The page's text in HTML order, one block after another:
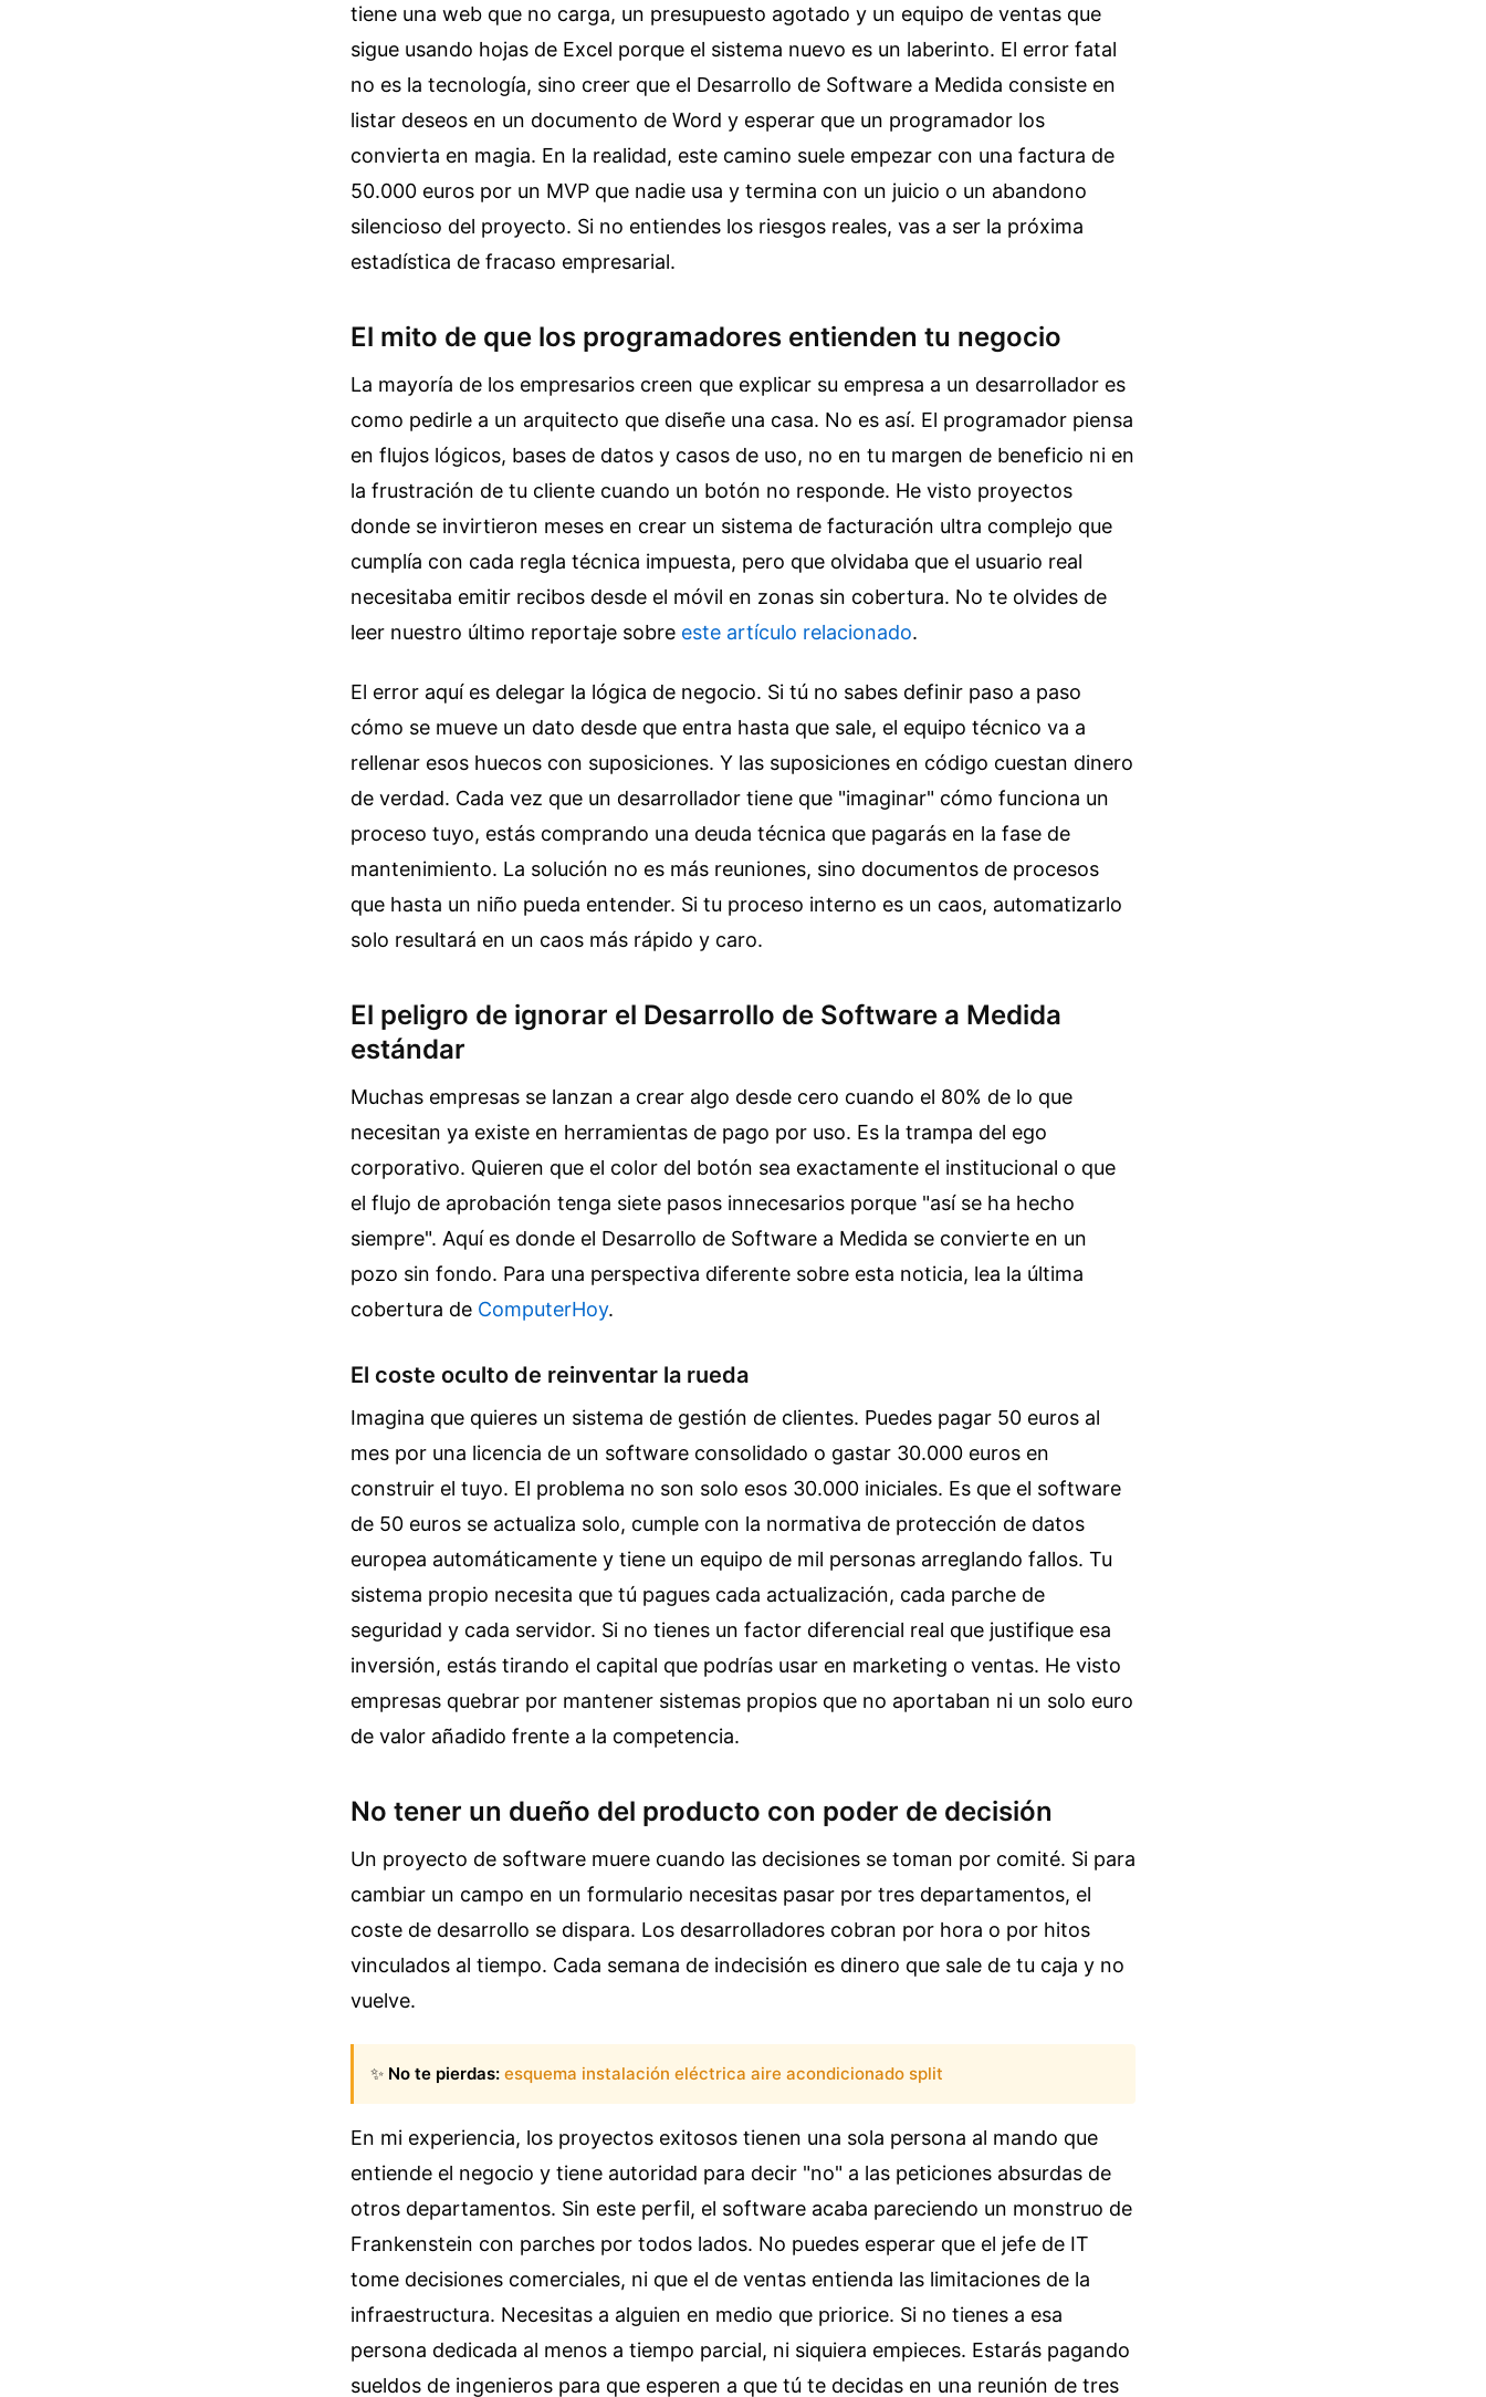
tiene una web que no carga, un presupuesto agotado y un equipo de ventas que
sigue usando hojas de Excel porque el sistema nuevo es un laberinto. El error fatal
no es la tecnología, sino creer que el Desarrollo de Software a Medida consiste en
listar deseos en un documento de Word y esperar que un programador los
convierta en magia. En la realidad, este camino suele empezar con una factura de
50.000 euros por un MVP que nadie usa y termina con un juicio o un abandono
silencioso del proyecto. Si no entiendes los riesgos reales, vas a ser la próxima
estadística de fracaso empresarial.
El mito de que los programadores entienden tu negocio
La mayoría de los empresarios creen que explicar su empresa a un desarrollador es
como pedirle a un arquitecto que diseñe una casa. No es así. El programador piensa
en flujos lógicos, bases de datos y casos de uso, no en tu margen de beneficio ni en
la frustración de tu cliente cuando un botón no responde. He visto proyectos
donde se invirtieron meses en crear un sistema de facturación ultra complejo que
cumplía con cada regla técnica impuesta, pero que olvidaba que el usuario real
necesitaba emitir recibos desde el móvil en zonas sin cobertura. No te olvides de
leer nuestro último reportaje sobre este artículo relacionado.
El error aquí es delegar la lógica de negocio. Si tú no sabes definir paso a paso
cómo se mueve un dato desde que entra hasta que sale, el equipo técnico va a
rellenar esos huecos con suposiciones. Y las suposiciones en código cuestan dinero
de verdad. Cada vez que un desarrollador tiene que "imaginar" cómo funciona un
proceso tuyo, estás comprando una deuda técnica que pagarás en la fase de
mantenimiento. La solución no es más reuniones, sino documentos de procesos
que hasta un niño pueda entender. Si tu proceso interno es un caos, automatizarlo
solo resultará en un caos más rápido y caro.
El peligro de ignorar el Desarrollo de Software a Medida
estándar
Muchas empresas se lanzan a crear algo desde cero cuando el 80% de lo que
necesitan ya existe en herramientas de pago por uso. Es la trampa del ego
corporativo. Quieren que el color del botón sea exactamente el institucional o que
el flujo de aprobación tenga siete pasos innecesarios porque "así se ha hecho
siempre". Aquí es donde el Desarrollo de Software a Medida se convierte en un
pozo sin fondo. Para una perspectiva diferente sobre esta noticia, lea la última
cobertura de ComputerHoy.
El coste oculto de reinventar la rueda
Imagina que quieres un sistema de gestión de clientes. Puedes pagar 50 euros al
mes por una licencia de un software consolidado o gastar 30.000 euros en
construir el tuyo. El problema no son solo esos 30.000 iniciales. Es que el software
de 50 euros se actualiza solo, cumple con la normativa de protección de datos
europea automáticamente y tiene un equipo de mil personas arreglando fallos. Tu
sistema propio necesita que tú pagues cada actualización, cada parche de
seguridad y cada servidor. Si no tienes un factor diferencial real que justifique esa
inversión, estás tirando el capital que podrías usar en marketing o ventas. He visto
empresas quebrar por mantener sistemas propios que no aportaban ni un solo euro
de valor añadido frente a la competencia.
No tener un dueño del producto con poder de decisión
Un proyecto de software muere cuando las decisiones se toman por comité. Si para
cambiar un campo en un formulario necesitas pasar por tres departamentos, el
coste de desarrollo se dispara. Los desarrolladores cobran por hora o por hitos
vinculados al tiempo. Cada semana de indecisión es dinero que sale de tu caja y no
vuelve.
✨ No te pierdas: esquema instalación eléctrica aire acondicionado split
En mi experiencia, los proyectos exitosos tienen una sola persona al mando que
entiende el negocio y tiene autoridad para decir "no" a las peticiones absurdas de
otros departamentos. Sin este perfil, el software acaba pareciendo un monstruo de
Frankenstein con parches por todos lados. No puedes esperar que el jefe de IT
tome decisiones comerciales, ni que el de ventas entienda las limitaciones de la
infraestructura. Necesitas a alguien en medio que priorice. Si no tienes a esa
persona dedicada al menos a tiempo parcial, ni siquiera empieces. Estarás pagando
sueldos de ingenieros para que esperen a que tú te decidas en una reunión de tres